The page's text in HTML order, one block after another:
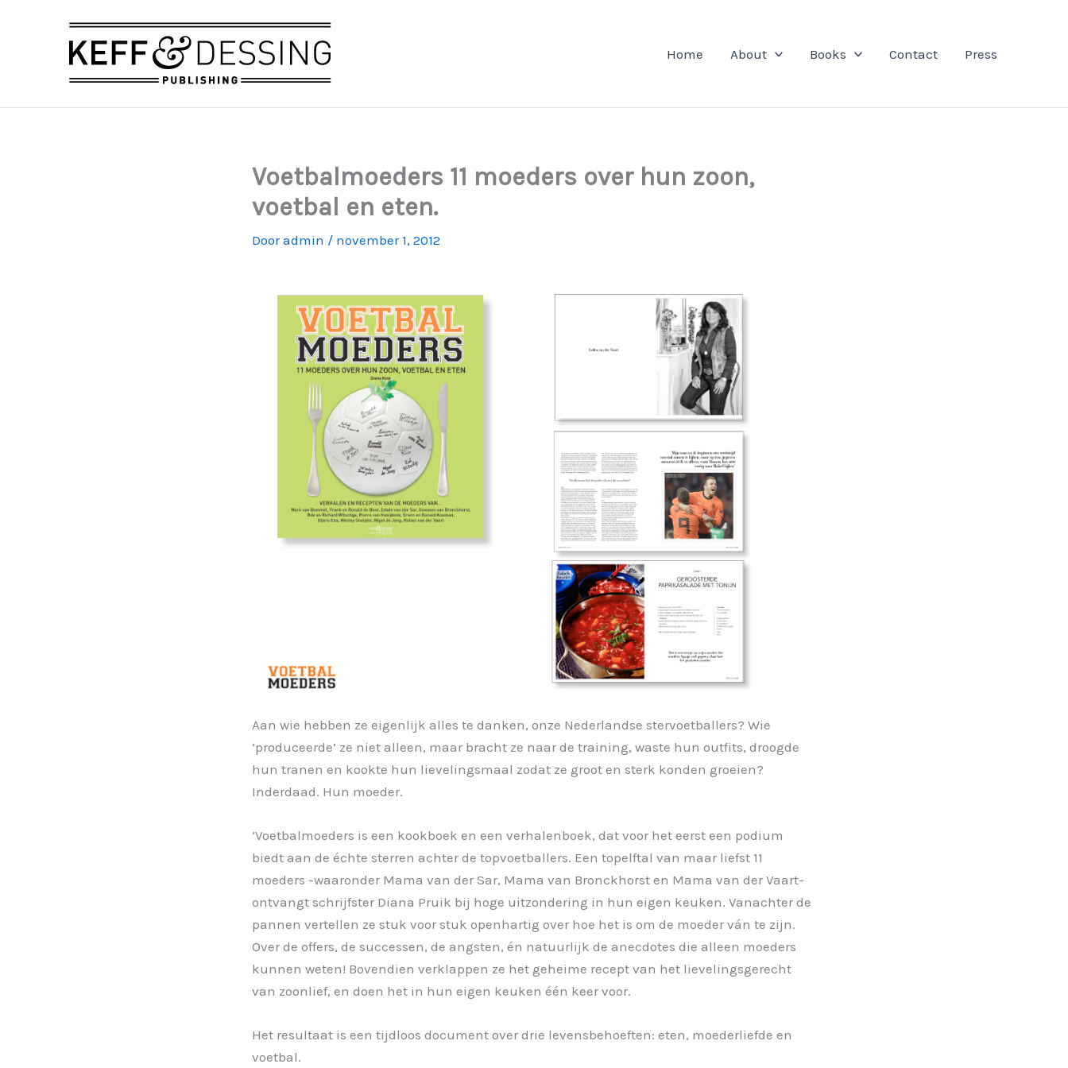
Home About Books Contact Press
Voetbalmoeders 11 moeders over hun zoon,
voetbal en eten.
Dooradmin / november 1, 2012
Aan wie hebben ze eigenlijk alles te danken, onze Nederlandse stervoetballers? Wie
‘produceerde’ ze niet alleen, maar bracht ze naar de training, waste hun outfits, droogde
hun tranen en kookte hun lievelingsmaal zodat ze groot en sterk konden groeien?
Inderdaad. Hun moeder.
‘Voetbalmoeders is een kookboek en een verhalenboek, dat voor het eerst een podium
biedt aan de échte sterren achter de topvoetballers. Een topelftal van maar liefst 11
moeders -waaronder Mama van der Sar, Mama van Bronckhorst en Mama van der Vaart-
ontvangt schrijfster Diana Pruik bij hoge uitzondering in hun eigen keuken. Vanachter de
pannen vertellen ze stuk voor stuk openhartig over hoe het is om de moeder ván te zijn.
Over de offers, de successen, de angsten, én natuurlijk de anecdotes die alleen moeders
kunnen weten! Bovendien verklappen ze het geheime recept van het lievelingsgerecht
van zoonlief, en doen het in hun eigen keuken één keer voor.
Het resultaat is een tijdloos document over drie levensbehoeften: eten, moederliefde en
voetbal.